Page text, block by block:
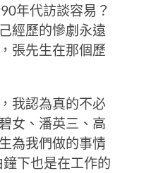
年代訪談容易？
經歷的慘劇永遠
張先生在那個歷
我認為真的不必
女、潘英三、高
為我們做的事情
下也是在工作的